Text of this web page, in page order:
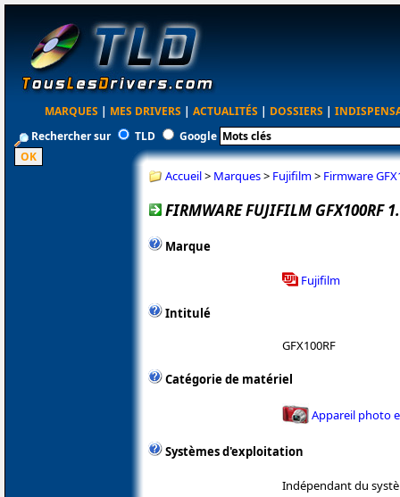
MARQUES | MES DRIVERS | ACTUALITÉS | DOSSIERS |
Rechercher sur
TLD Google
Accueil> Marques> Fujifilm> Firmware
FIRMWARE FUJIFILM GFX100RF
Marque
Fujifilm
Intitulé
GFX100RF
Catégorie de matériel
Appareil photo
Systèmes d'exploitation
Indépendant du